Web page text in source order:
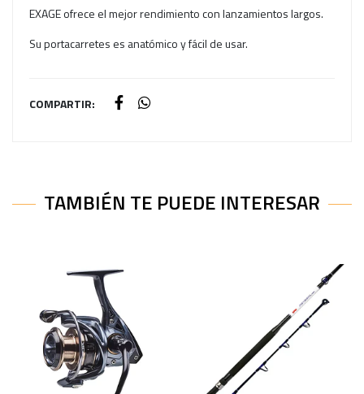
EXAGE ofrece el mejor rendimiento con lanzamientos largos.
Su portacarretes es anatómico y fácil de usar.
COMPARTIR:
TAMBIÉN TE PUEDE INTERESAR